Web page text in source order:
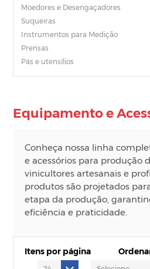
Moedores e Desengaçadores
Suqueiras
Instrumentos para Medição
Prensas
Pás e utensílios
Equipamento e
Conheça nossa linha
e acessórios para produção
vinicultores artesanais e
produtos são projetados
etapa da produção,
eficiência e praticidade.
Itens por página